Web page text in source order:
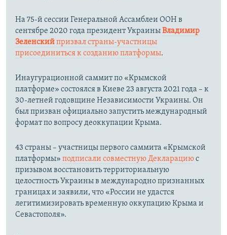
На 75-й сессии Генеральной Ассамблеи ООН в
сентябре 2020 года президент УкраиныВладимир
Зеленскийпризвал страны-участницы
присоединиться к созданию платформы.
Инаугурационной саммит по «Крымской
платформе» состоялся в Киеве 23 августа 2021 года – к
30-летней годовщине Независимости Украины. Он
был призван официально запустить международный
формат по вопросу деоккупации Крыма.
43 страны – участницы первого саммита «Крымской
платформы» подписали совместную Декларациюс
призывом восстановить территориальную
целостность Украины в международно признанных
границах и заявили, что «России не удастся
легитимизировать временную оккупацию Крыма и
Севастополя».